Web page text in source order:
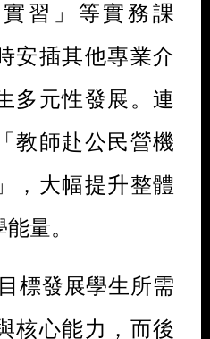
實習」等實務課
安插其他專業介
多元性發展。連
教師赴公民營機
，大幅提升整體
量。
標發展學生所需
核心能力，而後